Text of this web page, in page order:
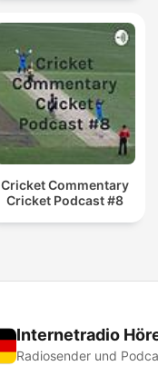
Cricket Commentary
Cricket Podcast #8
Internetradio
Radiosender und